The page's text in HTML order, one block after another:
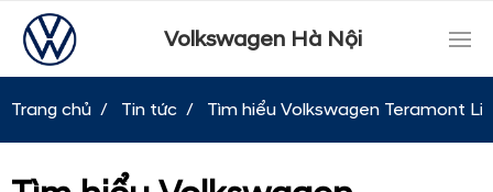
Volkswagen Hà Nội
Trang chủ Tin tức Tìm hiểu Volkswagen Teramont